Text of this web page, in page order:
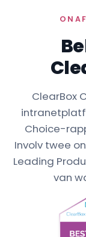
ClearBox
Choice-
Involv twee
Leading
van